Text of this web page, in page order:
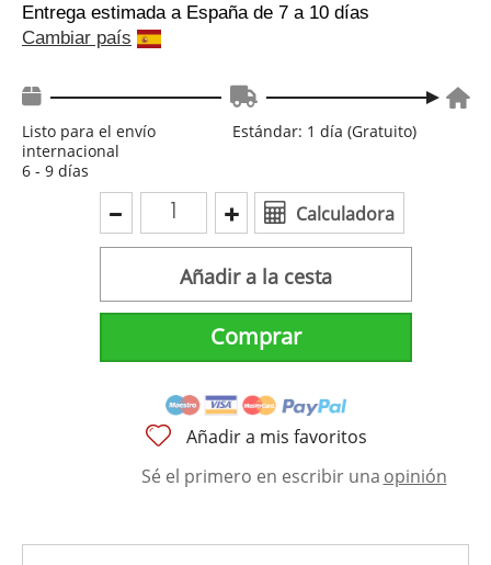
Entrega estimada a España de 7 a 10 días
Cambiar país
Listo para el envío
internacional
6 - 9 días
Estándar: 1 día (Gratuito)
Calculadora
Añadir a la cesta
Comprar
Añadir a mis favoritos
Sé el primero en escribir una opinión